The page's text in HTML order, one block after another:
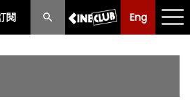
閱 Eng
Eng 中文
節目